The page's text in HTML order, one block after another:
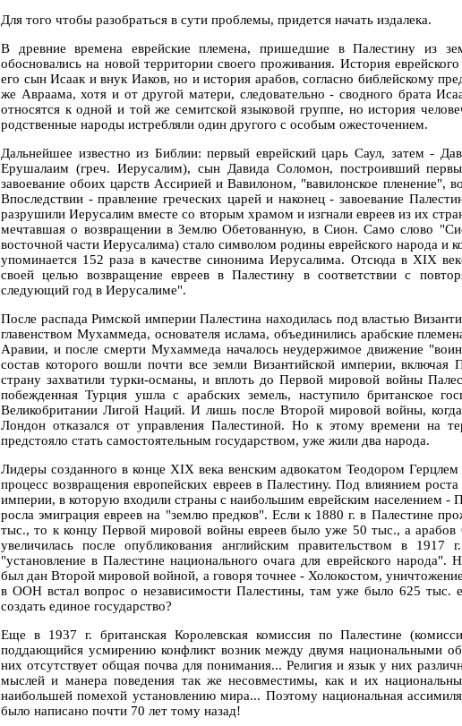
Для того чтобы разобраться в сути проблемы, придется начать издалека.
В древние времена еврейские племена, пришедшие в Палестину из
обосновались на новой территории своего проживания. История
его сын Исаак и внук Иаков, но и история арабов, согласно библейскому
же Авраама, хотя и от другой матери, следовательно - сводного брата
относятся к одной и той же семитской языковой группе, но история
родственные народы истребляли один другого с особым ожесточением.
Дальнейшее известно из Библии: первый еврейский царь Саул, затем -
Ерушалаим (греч. Иерусалим), сын Давида Соломон, построивший
завоевание обоих царств Ассирией и Вавилоном, "вавилонское пленение",
Впоследствии - правление греческих царей и наконец - завоевание
разрушили Иерусалим вместе со вторым храмом и изгнали евреев из их
мечтавшая о возвращении в Землю Обетованную, в Сион. Само слово
восточной части Иерусалима) стало символом родины еврейского народа и
упоминается 152 раза в качестве синонима Иерусалима. Отсюда в ХIХ
своей целью возвращение евреев в Палестину в соответствии с
следующий год в Иерусалиме".
После распада Римской империи Палестина находилась под властью
главенством Мухаммеда, основателя ислама, объединились арабские
Аравии, и после смерти Мухаммеда началось неудержимое движение
состав которого вошли почти все земли Византийской империи,
страну захватили турки-османы, и вплоть до Первой мировой войны
побежденная Турция ушла с арабских земель, наступило британское
Великобритании Лигой Наций. И лишь после Второй мировой войны,
Лондон отказался от управления Палестиной. Но к этому времени на
предстояло стать самостоятельным государством, уже жили два народа.
Лидеры созданного в конце ХIХ века венским адвокатом Теодором Герцлем
процесс возвращения европейских евреев в Палестину. Под влиянием
империи, в которую входили страны с наибольшим еврейским населением -
росла эмиграция евреев на "землю предков". Если к 1880 г. в Палестине
тыс., то к концу Первой мировой войны евреев было уже 50 тыс., а арабов
увеличилась после опубликования английским правительством в 1917
"установление в Палестине национального очага для еврейского
был дан Второй мировой войной, а говоря точнее - Холокостом,
в ООН встал вопрос о независимости Палестины, там уже было 625 тыс.
создать единое государство?
Еще в 1937 г. британская Королевская комиссия по Палестине
поддающийся усмирению конфликт возник между двумя национальными
них отсутствует общая почва для понимания... Религия и язык у них
мыслей и манера поведения так же несовместимы, как и их
наибольшей помехой установлению мира... Поэтому национальная
было написано почти 70 лет тому назад!